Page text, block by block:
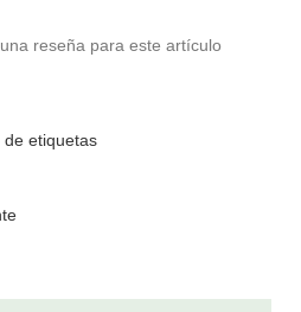
reseña para este artículo
de etiquetas